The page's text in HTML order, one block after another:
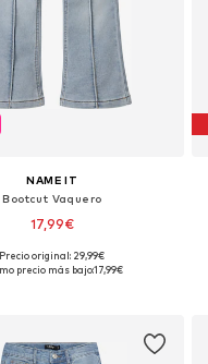
NAME IT
Bootcut Vaquero
17,99€
80, 92, 98, 104, 110, 116
Precio original: 29,99€
precio más bajo:17,99€